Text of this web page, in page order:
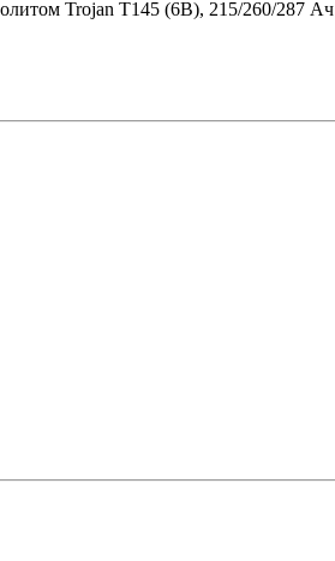
Trojan T145 (6В), 215/260/287 Ач